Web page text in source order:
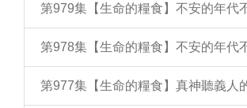
第979集【生命的糧食】不安的年代
第978集【生命的糧食】不安的年代
第977集【生命的糧食】真神聽義人